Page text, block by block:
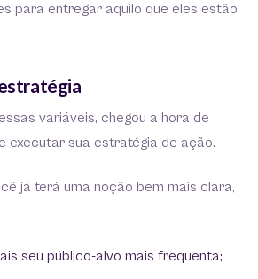
para entregar aquilo que eles estão
variáveis, chegou a hora de
executar sua estratégia de ação.
já terá uma noção bem mais clara,
seu público-alvo mais frequenta;